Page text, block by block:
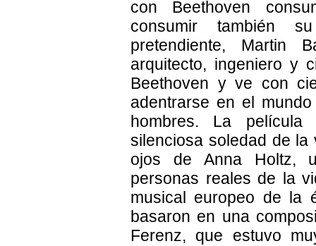
con Beethoven
consumir también
pretendiente, Martin
arquitecto, ingeniero y
Beethoven y ve con
adentrarse en el
hombres. La
silenciosa soledad de
ojos de Anna Holtz,
personas reales de la
musical europeo de la
basaron en una
Ferenz, que estuvo